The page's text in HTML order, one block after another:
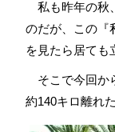
私も昨年の秋、
のだが、この『
を見たら居ても
そこで今回か
約140キロ離れ